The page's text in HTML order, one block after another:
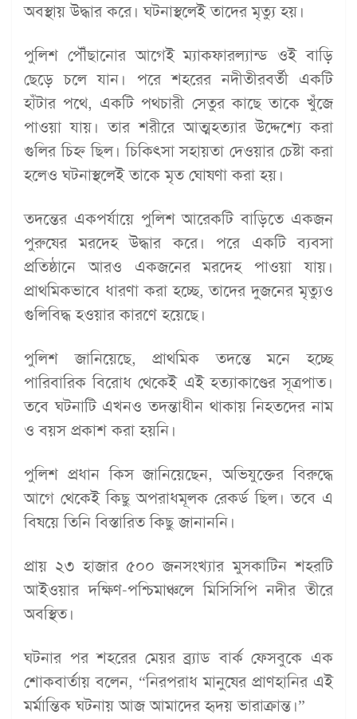
অবস্থায় উদ্ধার করে। ঘটনাস্থলেই তাদের মৃত্যু হয়।
পুলিশ পৌঁছানোর আগেই ম্যাকফারল্যান্ড ওই বাড়ি
ছেড়ে চলে যান। পরে শহরের নদীতীরবর্তী একটি
হাঁটার পথে, একটি পথচারী সেতুর কাছে তাকে খুঁজে
পাওয়া যায়। তার শরীরে আত্মহত্যার উদ্দেশ্যে করা
গুলির চিহ্ন ছিল। চিকিৎসা সহায়তা দেওয়ার চেষ্টা করা
হলেও ঘটনাস্থলেই তাকে মৃত ঘোষণা করা হয়।
তদন্তের একপর্যায়ে পুলিশ আরেকটি বাড়িতে একজন
পুরুষের মরদেহ উদ্ধার করে। পরে একটি ব্যবসা
প্রতিষ্ঠানে আরও একজনের মরদেহ পাওয়া যায়।
প্রাথমিকভাবে ধারণা করা হচ্ছে, তাদের দুজনের মৃত্যুও
গুলিবিদ্ধ হওয়ার কারণে হয়েছে।
পুলিশ জানিয়েছে, প্রাথমিক তদন্তে মনে হচ্ছে
পারিবারিক বিরোধ থেকেই এই হত্যাকাণ্ডের সূত্রপাত।
তবে ঘটনাটি এখনও তদন্তাধীন থাকায় নিহতদের নাম
ও বয়স প্রকাশ করা হয়নি।
পুলিশ প্রধান কিস জানিয়েছেন, অভিযুক্তের বিরুদ্ধে
আগে থেকেই কিছু অপরাধমূলক রেকর্ড ছিল। তবে এ
বিষয়ে তিনি বিস্তারিত কিছু জানাননি।
প্রায় ২৩ হাজার ৫০০ জনসংখ্যার মুসকাটিন শহরটি
আইওয়ার দক্ষিণ-পশ্চিমাঞ্চলে মিসিসিপি নদীর তীরে
অবস্থিত।
ঘটনার পর শহরের মেয়র ব্র্যাড বার্ক ফেসবুকে এক
শোকবার্তায় বলেন, “নিরপরাধ মানুষের প্রাণহানির এই
মর্মান্তিক ঘটনায় আজ আমাদের হৃদয় ভারাক্রান্ত।”